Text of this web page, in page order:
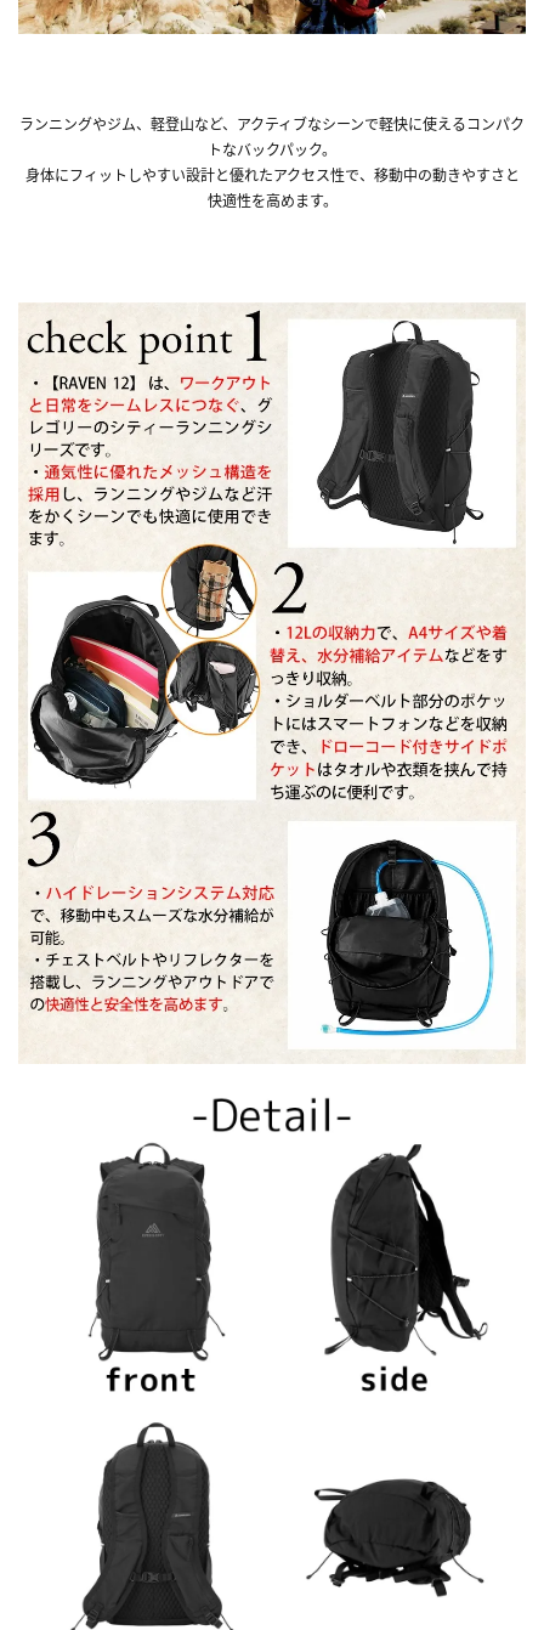
ランニングやジム、軽登山など、アクティブなシーンで軽快に使えるコンパク
トなバックパック。
身体にフィットしやすい設計と優れたアクセス性で、移動中の動きやすさと
快適性を高めます。